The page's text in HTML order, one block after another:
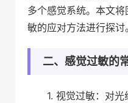
多个感觉系统。本文
敏的应对方法进行探讨。
二、感觉过敏的
1. 视觉过敏：对